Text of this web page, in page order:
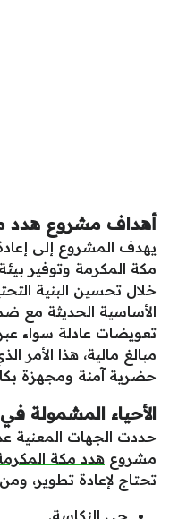
أهداف مشروع هدد
يهدف المشروع إلى
مكة المكرمة وتوفير
خلال تحسين البنية
الأساسية الحديثة مع
تعويضات عادلة سواء
مبالغ مالية، هذا الأمر
حضرية آمنة ومجهزة
الأحياء المشمولة
حددت الجهات المعنية
مشروع هدد مكة
تحتاج لإعادة تطوير، ومن